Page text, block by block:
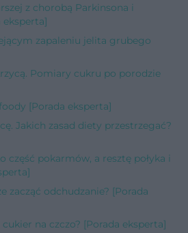
z chorobą Parkinsona i
eksperta]
zapaleniu jelita grubego
Pomiary cukru po porodzie
[Porada eksperta]
Jakich zasad diety przestrzegać?
część pokarmów, a resztę połyka i
zacząć odchudzanie? [Porada
na czczo? [Porada eksperta]